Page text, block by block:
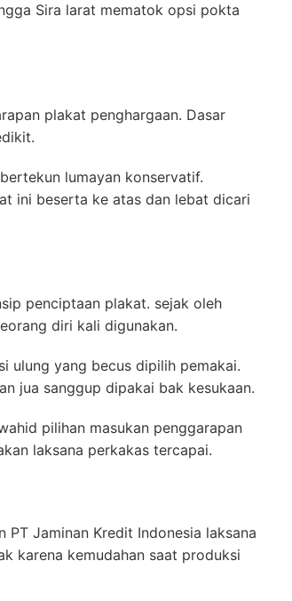
Sira larat mematok opsi pokta
plakat penghargaan. Dasar
lumayan konservatif.
ini beserta ke atas dan lebat dicari
penciptaan plakat. sejak oleh
diri kali digunakan.
ulung yang becus dipilih pemakai.
jua sanggup dipakai bak kesukaan.
pilihan masukan penggarapan
laksana perkakas tercapai.
Jaminan Kredit Indonesia laksana
karena kemudahan saat produksi